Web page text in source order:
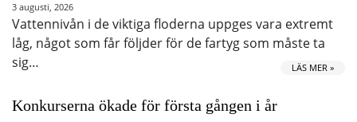
3 augusti, 2026
Vattennivån i de viktiga floderna uppges vara extremt
låg, något som får följder för de fartyg som måste ta
sig…
LÄS MER »
Konkurserna ökade för första gången i år